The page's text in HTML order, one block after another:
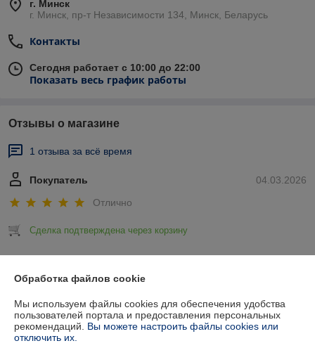
г. Минск
г. Минск, пр-т Независимости 134, Минск, Беларусь
Контакты
Сегодня работает с 10:00 до 22:00
Показать весь график работы
Отзывы о магазине
1 отзыва за всё время
04.03.2026
Покупатель
Отлично
Сделка подтверждена через корзину
О нас
Обработка файлов cookie
Мы используем файлы cookies для обеспечения удобства
пользователей портала и предоставления персональных
рекомендаций. Вы можете настроить файлы cookies или
отключить их.